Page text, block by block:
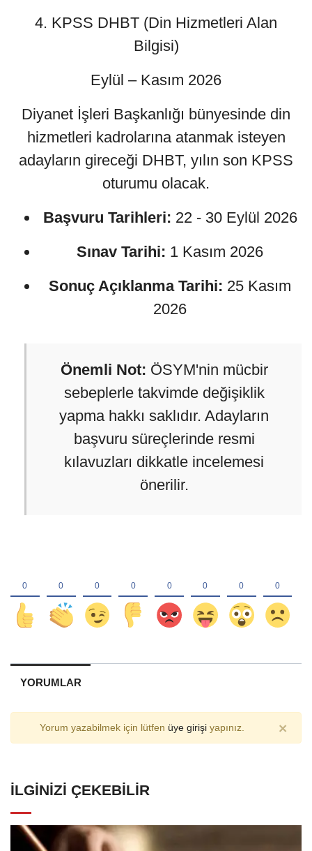
4. KPSS DHBT (Din Hizmetleri Alan
Bilgisi)
Eylül – Kasım 2026
Diyanet İşleri Başkanlığı bünyesinde din
hizmetleri kadrolarına atanmak isteyen
adayların gireceği DHBT, yılın son KPSS
oturumu olacak.
Başvuru Tarihleri: 22 - 30 Eylül 2026
Sınav Tarihi: 1 Kasım 2026
Sonuç Açıklanma Tarihi: 25 Kasım
2026
Önemli Not: ÖSYM'nin mücbir
sebeplerle takvimde değişiklik
yapma hakkı saklıdır. Adayların
başvuru süreçlerinde resmi
kılavuzları dikkatle incelemesi
önerilir.
YORUMLAR
Yorum yazabilmek için lütfen üye girişiyapınız. ×
İLGINIZI ÇEKEBILIR